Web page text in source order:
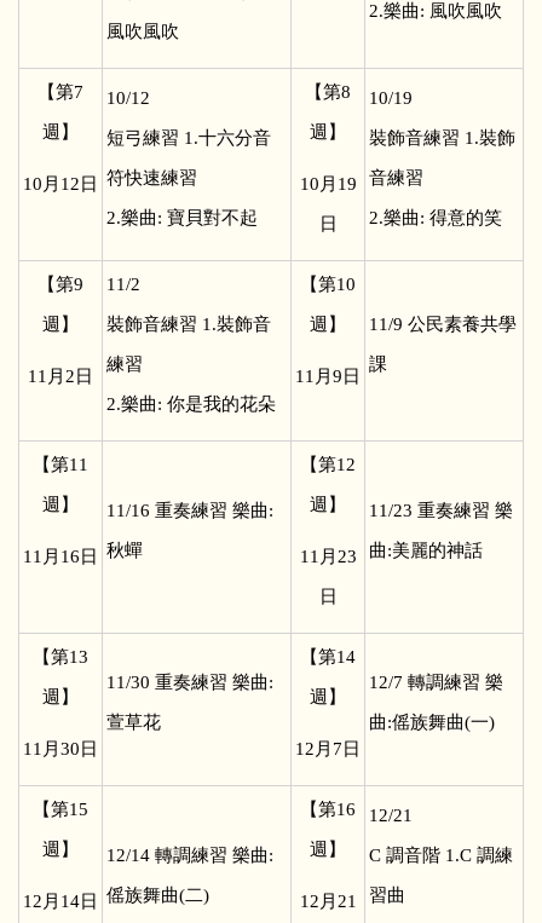
風吹風吹
2.樂曲: 風吹風吹
【第7
週】
10 月12日
10/12
短弓練習 1.十六分音
符快速練習
2.樂曲: 寶貝對不起
【第8
週】
10 月19
日
10/19
裝飾音練習 1.裝飾
音練習
2.樂曲: 得意的笑
【第9
週】
11 月2日
11/2
裝飾音練習 1.裝飾音
練習
2.樂曲: 你是我的花朵
【第10
週】
11 月9日
11/9 公民素養共學
課
【第11
週】
11 月16日
11/16 重奏練習 樂曲:
秋蟬
【第12
週】
11 月23
日
11/23 重奏練習 樂
曲:美麗的神話
【第13
週】
11 月30日
11/30 重奏練習 樂曲:
萱草花
【第14
週】
12 月7日
12/7 轉調練習 樂
曲:傜族舞曲(一)
【第15
週】
12 月14日
12/14 轉調練習 樂曲:
傜族舞曲(二)
【第16
週】
12 月21
12/21
C 調音階 1.C 調練
習曲